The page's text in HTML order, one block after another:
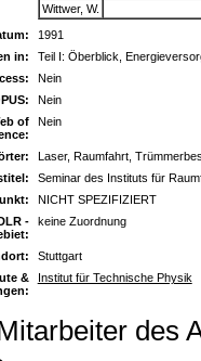
Wittwer, W.
1991
in:
Teil I: Öberblick,
Nein
Nein
of
Nein
Laser, Raumfahrt,
Seminar des Instituts für
NICHT SPEZIFIZIERT
-
keine Zuordnung
Stuttgart
&
Institut für Technische Physik
des